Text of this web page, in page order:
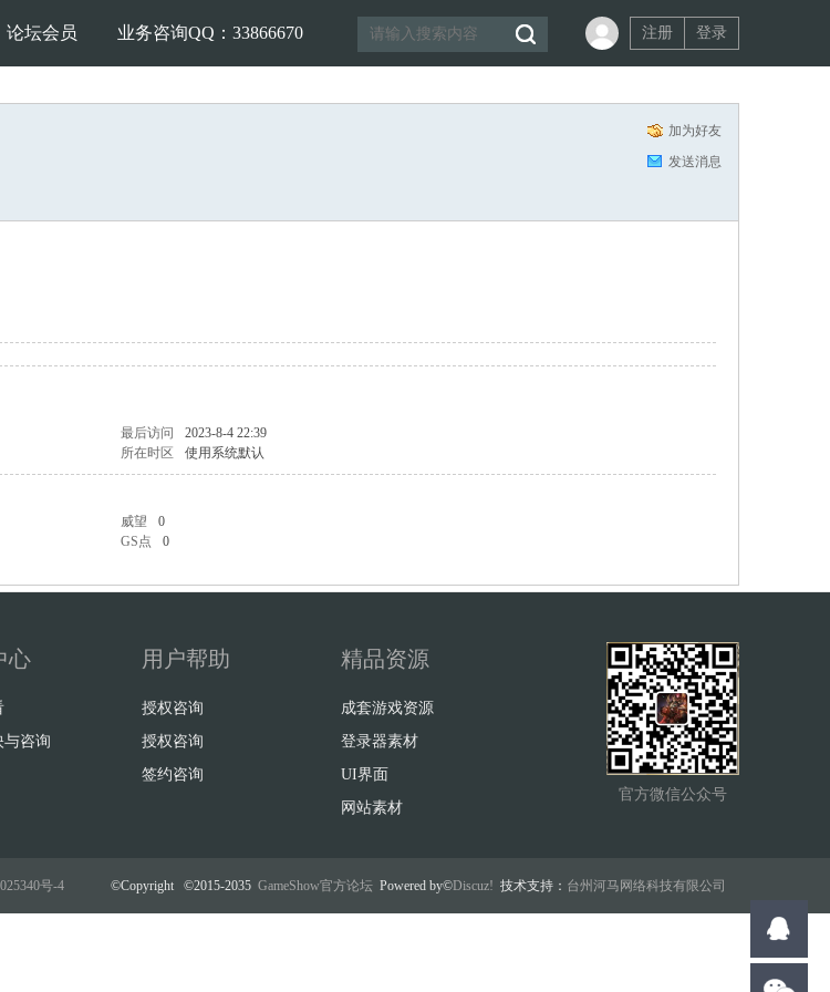
论坛会员 业务咨询QQ：33866670 注册 登录
加为好友
发送消息
最后访问
2023-8-4 22:39
所在时区 使用系统默认
威望
0
GS点 0
心
与咨询
用户帮助
授权咨询
授权咨询
签约咨询
精品资源
成套游戏资源
登录器素材
UI界面
网站素材
官方微信公众号
号-4 ©Copyright ©2015-2035 GameShow官方论坛 Powered by©Discuz! 技术支持： 台州河马网络科技有限公司